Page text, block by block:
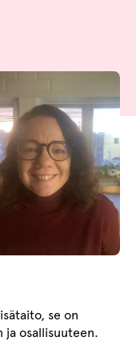
se on
ja osallisuuteen.